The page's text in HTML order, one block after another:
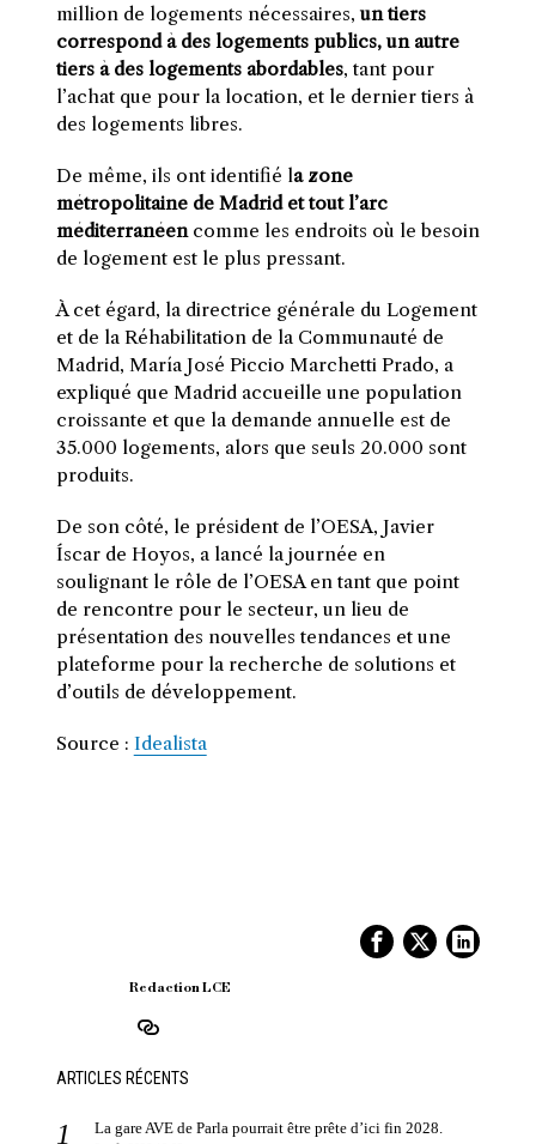
million de logements nécessaires,un tiers
correspond à des logements publics, un autre
tiers à des logements abordables, tant pour
l’achat que pour la location, et le dernier tiers à
des logements libres.
De même, ils ont identifié la zone
métropolitaine de Madrid et tout l’arc
méditerranéencomme les endroits où le besoin
de logement est le plus pressant.
À cet égard, la directrice générale du Logement
et de la Réhabilitation de la Communauté de
Madrid, María José Piccio Marchetti Prado, a
expliqué que Madrid accueille une population
croissante et que la demande annuelle est de
35.000 logements, alors que seuls 20.000 sont
produits.
De son côté, le président de l’OESA, Javier
Íscar de Hoyos, a lancé la journée en
soulignant le rôle de l’OESA en tant que point
de rencontre pour le secteur, un lieu de
présentation des nouvelles tendances et une
plateforme pour la recherche de solutions et
d’outils de développement.
Source : Idealista
Redaction LCE
ARTICLES RÉCENTS
La gare AVE de Parla pourrait être prête d’ici fin 2028.